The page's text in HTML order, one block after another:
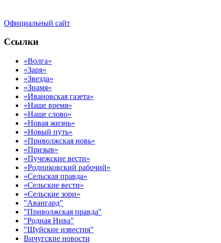
Официальный сайт
Ссылки
«Волга»
«Заря»
«Звезда»
«Знамя»
«Ивановская газета»
«Наше время»
«Наше слово»
«Новая жизнь»
«Новый путь»
«Приволжская новь»
«Призыв»
«Пучежские вести»
«Родниковский рабочий»
«Сельская правда»
«Сельские вести»
«Сельские зори»
"Авангард"
"Приволжская правда"
"Родная Нива"
"Шуйские известия"
Вичугские новости